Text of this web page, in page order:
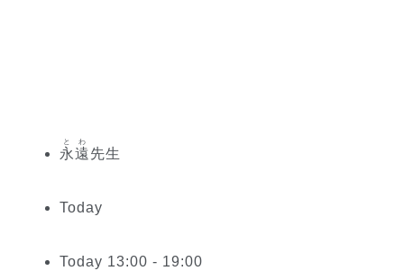
永遠
とわ
先生
Today
Today 13:00 - 19:00